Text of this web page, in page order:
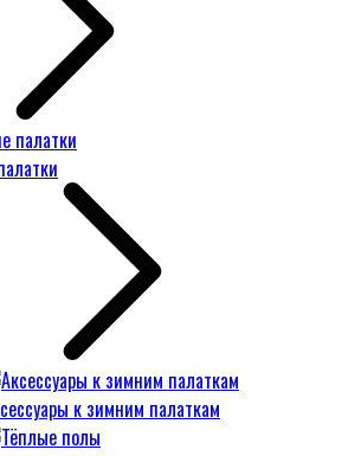
к зимним палаткам